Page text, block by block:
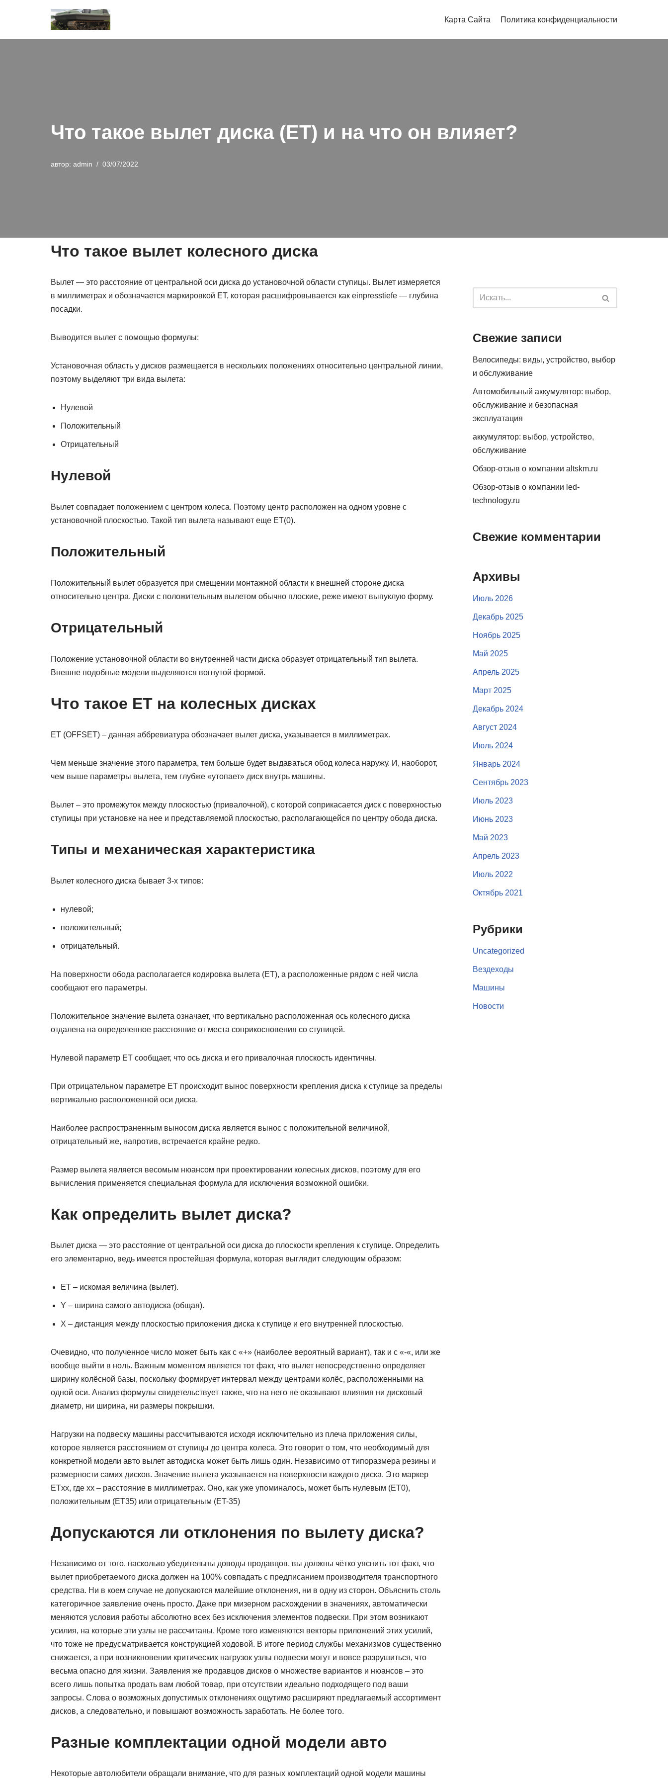
к
Карта Сайта Политика конфиденциальности
Что такое вылет диска (ET) и на что он влияет?
автор: admin 03/07/2022
Что такое вылет колесного диска
Вылет — это расстояние от центральной оси диска до установочной области ступицы. Вылет измеряется
в миллиметрах и обозначается маркировкой ET, которая расшифровывается как einpresstiefe — глубина
посадки.
Выводится вылет с помощью формулы:
Установочная область у дисков размещается в нескольких положениях относительно центральной линии,
поэтому выделяют три вида вылета:
Нулевой
Положительный
Отрицательный
Нулевой
Вылет совпадает положением с центром колеса. Поэтому центр расположен на одном уровне с
установочной плоскостью. Такой тип вылета называют еще ET(0).
Положительный
Положительный вылет образуется при смещении монтажной области к внешней стороне диска
относительно центра. Диски с положительным вылетом обычно плоские, реже имеют выпуклую форму.
Отрицательный
Положение установочной области во внутренней части диска образует отрицательный тип вылета.
Внешне подобные модели выделяются вогнутой формой.
Что такое ЕТ на колесных дисках
ЕТ (OFFSET) – данная аббревиатура обозначает вылет диска, указывается в миллиметрах.
Чем меньше значение этого параметра, тем больше будет выдаваться обод колеса наружу. И, наоборот,
чем выше параметры вылета, тем глубже «утопает» диск внутрь машины.
Вылет – это промежуток между плоскостью (привалочной), с которой соприкасается диск с поверхностью
ступицы при установке на нее и представляемой плоскостью, располагающейся по центру обода диска.
Типы и механическая характеристика
Вылет колесного диска бывает 3-х типов:
нулевой;
положительный;
отрицательный.
На поверхности обода располагается кодировка вылета (ЕТ), а расположенные рядом с ней числа
сообщают его параметры.
Положительное значение вылета означает, что вертикально расположенная ось колесного диска
отдалена на определенное расстояние от места соприкосновения со ступицей.
Нулевой параметр ЕТ сообщает, что ось диска и его привалочная плоскость идентичны.
При отрицательном параметре ЕТ происходит вынос поверхности крепления диска к ступице за пределы
вертикально расположенной оси диска.
Наиболее распространенным выносом диска является вынос с положительной величиной,
отрицательный же, напротив, встречается крайне редко.
Размер вылета является весомым нюансом при проектировании колесных дисков, поэтому для его
вычисления применяется специальная формула для исключения возможной ошибки.
Как определить вылет диска?
Вылет диска — это расстояние от центральной оси диска до плоскости крепления к ступице. Определить
его элементарно, ведь имеется простейшая формула, которая выглядит следующим образом:
ET – искомая величина (вылет).
Y – ширина самого автодиска (общая).
X – дистанция между плоскостью приложения диска к ступице и его внутренней плоскостью.
Очевидно, что полученное число может быть как с «+» (наиболее вероятный вариант), так и с «-«, или же
вообще выйти в ноль. Важным моментом является тот факт, что вылет непосредственно определяет
ширину колёсной базы, поскольку формирует интервал между центрами колёс, расположенными на
одной оси. Анализ формулы свидетельствует также, что на него не оказывают влияния ни дисковый
диаметр, ни ширина, ни размеры покрышки.
Нагрузки на подвеску машины рассчитываются исходя исключительно из плеча приложения силы,
которое является расстоянием от ступицы до центра колеса. Это говорит о том, что необходимый для
конкретной модели авто вылет автодиска может быть лишь один. Независимо от типоразмера резины и
размерности самих дисков. Значение вылета указывается на поверхности каждого диска. Это маркер
ETxx, где xx – расстояние в миллиметрах. Оно, как уже упоминалось, может быть нулевым (ET0),
положительным (ET35) или отрицательным (ET-35)
Допускаются ли отклонения по вылету диска?
Независимо от того, насколько убедительны доводы продавцов, вы должны чётко уяснить тот факт, что
вылет приобретаемого диска должен на 100% совпадать с предписанием производителя транспортного
средства. Ни в коем случае не допускаются малейшие отклонения, ни в одну из сторон. Объяснить столь
категоричное заявление очень просто. Даже при мизерном расхождении в значениях, автоматически
меняются условия работы абсолютно всех без исключения элементов подвески. При этом возникают
усилия, на которые эти узлы не рассчитаны. Кроме того изменяются векторы приложений этих усилий,
что тоже не предусматривается конструкцией ходовой. В итоге период службы механизмов существенно
снижается, а при возникновении критических нагрузок узлы подвески могут и вовсе разрушиться, что
весьма опасно для жизни. Заявления же продавцов дисков о множестве вариантов и нюансов – это
всего лишь попытка продать вам любой товар, при отсутствии идеально подходящего под ваши
запросы. Слова о возможных допустимых отклонениях ощутимо расширяют предлагаемый ассортимент
дисков, а следовательно, и повышают возможность заработать. Не более того.
Разные комплектации одной модели авто
Некоторые автолюбители обращали внимание, что для разных комплектаций одной модели машины
Свежие записи
Велосипеды: виды, устройство, выбор
и обслуживание
Автомобильный аккумулятор: выбор,
обслуживание и безопасная
эксплуатация
аккумулятор: выбор, устройство,
обслуживание
Обзор-отзыв о компании altskm.ru
Обзор-отзыв о компании led-
technology.ru
Свежие комментарии
Архивы
Июль 2026
Декабрь 2025
Ноябрь 2025
Май 2025
Апрель 2025
Март 2025
Декабрь 2024
Август 2024
Июль 2024
Январь 2024
Сентябрь 2023
Июль 2023
Июнь 2023
Май 2023
Апрель 2023
Июль 2022
Октябрь 2021
Рубрики
Uncategorized
Вездеходы
Машины
Новости